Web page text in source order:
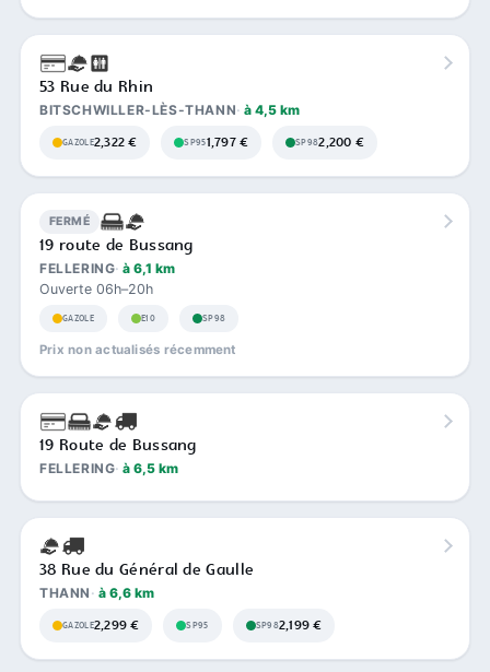
53 Rue du Rhin
BITSCHWILLER-LÈS-THANN à 4,5 km
GAZOLE2,322 € SP951,797 € SP982,200 €
FERMÉ
19 route de Bussang
FELLERING à 6,1 km
Ouverte 06h–20h
GAZOLE E10 SP98
Prix non actualisés récemment
19 Route de Bussang
FELLERING à 6,5 km
38 Rue du Général de Gaulle
THANN à 6,6 km
GAZOLE2,299 € SP95 SP982,199 €